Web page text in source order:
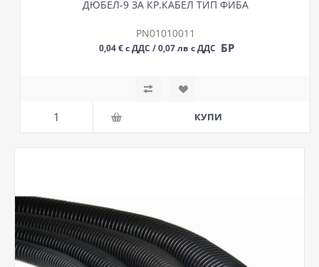
ДЮБЕЛ-9 ЗА КР.КАБЕЛ ТИП ФИБА
PN01010011
0,04 € с ДДС / 0,07 лв с ДДС БР